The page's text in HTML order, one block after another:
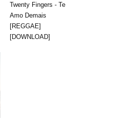
Twenty Fingers - Te
Amo Demais
[REGGAE]
[DOWNLOAD]